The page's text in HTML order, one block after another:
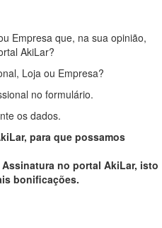
Empresa que, na sua opinião,
AkiLar?
Loja ou Empresa?
no formulário.
os dados.
para que possamos
no portal AkiLar, isto
bonificações.